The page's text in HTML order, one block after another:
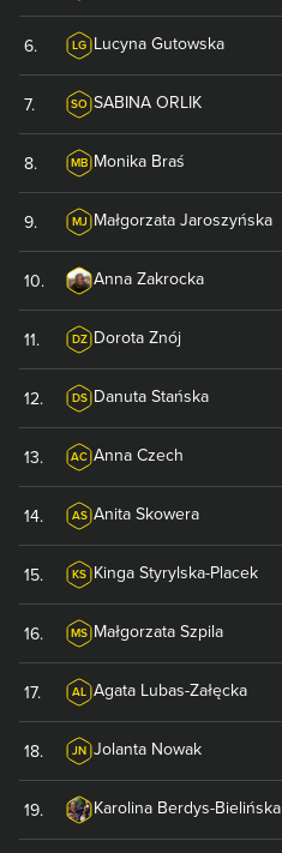
6. LG Lucyna Gutowska
7. SO SABINA ORLIK
8. MB Monika Braś
9. MJ Małgorzata Jaroszyńska
10. Anna Zakrocka
11. DZ Dorota Znój
12. DS Danuta Stańska
13. AC Anna Czech
14. AS Anita Skowera
15. KS Kinga Styrylska-Placek
16. MS Małgorzata Szpila
17. AL Agata Lubas-Załęcka
18. JN Jolanta Nowak
19. Karolina Berdys-Bielińska